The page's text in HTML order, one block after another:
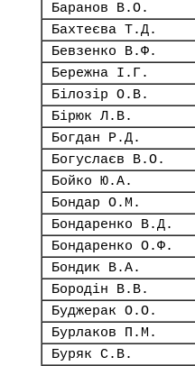
Баранов В.О.
Бахтеєва Т.Д.
Бевзенко В.Ф.
Бережна І.Г.
Білозір О.В.
Бірюк Л.В.
Богдан Р.Д.
Богуслаєв В.О.
Бойко Ю.А.
Бондар О.М.
Бондаренко В.Д.
Бондаренко О.Ф.
Бондик В.А.
Бородін В.В.
Буджерак О.О.
Бурлаков П.М.
Буряк С.В.